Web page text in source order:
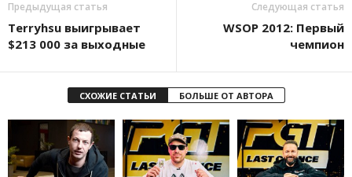
Предыдущая статья
Terryhsu выигрывает
$213 000 за выходные
Следующая статья
WSOP 2012: Первый
чемпион
СХОЖИЕ СТАТЬИ БОЛЬШЕ ОТ АВТОРА